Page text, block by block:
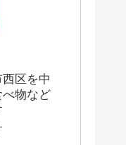
西区を中
物など